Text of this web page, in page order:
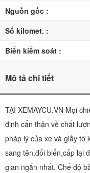
Nguồn gốc :
Số kilomet. :
Biển kiểm soát :
Mô tả chi tiết
TẠI XEMAYCU.VN Mọi
định cẩn thận về chất
pháp lý của xe và giấy tờ
sang tên,đổi biển,cấp lại
gian ngắn nhất. Chế độ